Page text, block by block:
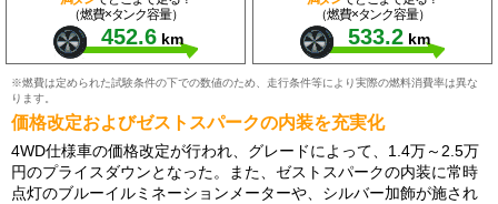
（燃費×タンク容量）
452.6 km
（燃費×タンク容量）
533.2 km
※燃費は定められた試験条件の下での数値のため、走行条件等により実際の燃料消費率は異な
ります。
価格改定およびゼストスパークの内装を充実化
4WD仕様車の価格改定が行われ、グレードによって、1.4万～2.5万
円のプライスダウンとなった。また、ゼストスパークの内装に常時
点灯のブルーイルミネーションメーターや、シルバー加飾が施され